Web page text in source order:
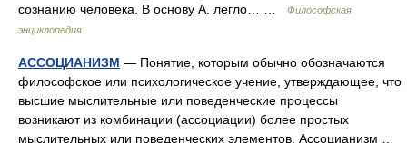
сознанию человека. В основу А. легло… …
Философская
энциклопедия
АССОЦИАНИЗМ — Понятие, которым обычно обозначаются
философское или психологическое учение, утверждающее, что
высшие мыслительные или поведенческие процессы
возникают из комбинации (ассоциации) более простых
мыслительных или поведенческих элементов. Ассоцианизм …